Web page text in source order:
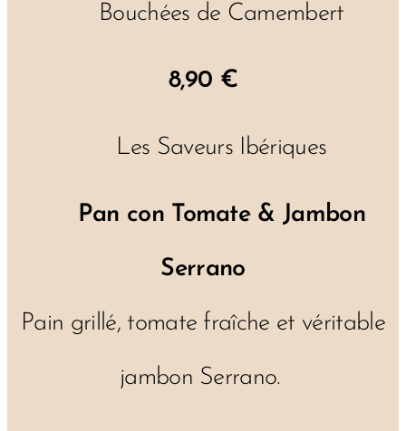
🧀 Bouchées de Camembert
8,90 €
🇪🇸 Les Saveurs Ibériques
Pan con Tomate & Jambon
Serrano
Pain grillé, tomate fraîche et véritable
jambon Serrano.